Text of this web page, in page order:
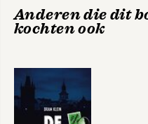
Anderen die dit
kochten ook